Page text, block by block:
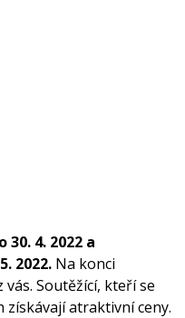
30. 4. 2022 a
2022. Na konci
Soutěžící, kteří se
atraktivní ceny.